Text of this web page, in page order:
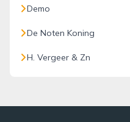
Demo
De Noten Koning
H. Vergeer & Zn